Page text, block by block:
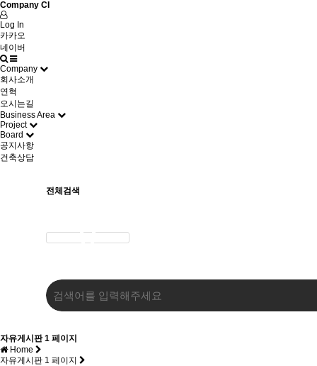
Company CI
Log In
카카오
네이버
Company
회사소개
연혁
오시는길
Business Area
Project
Board
공지사항
건축상담
전체검색
자유게시판 1 페이지
Home
자유게시판 1 페이지